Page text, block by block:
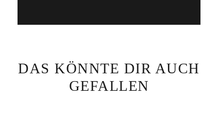
DAS KÖNNTE DIR AUCH
GEFALLEN